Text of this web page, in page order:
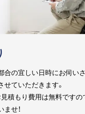
合の宜しい日時にお伺い
せていただきます。
見積もり費用は無料ですの
せ！